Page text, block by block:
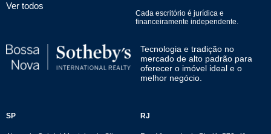
Ver todos
Cada escritório é jurídica e
financeiramente independente.
Tecnologia e tradição no
mercado de alto padrão para
oferecer o imóvel ideal e o
melhor negócio.
SP RJ